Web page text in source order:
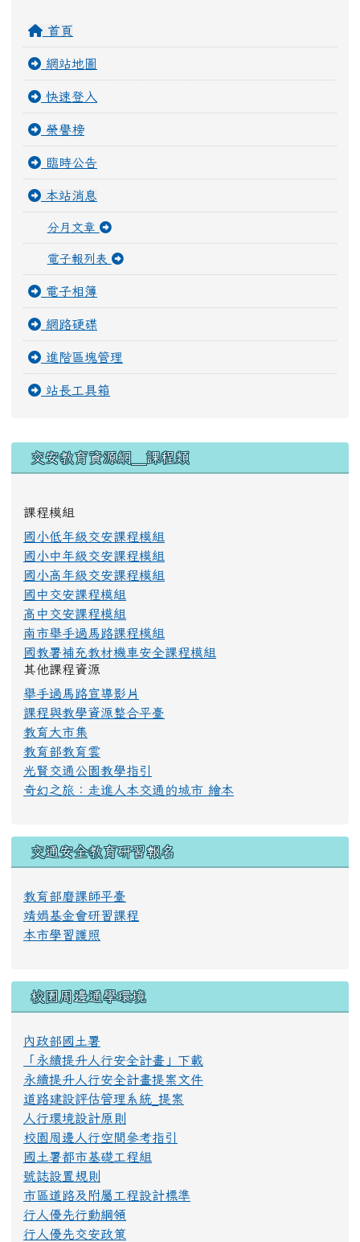
首頁
網站地圖
快速登入
榮譽榜
臨時公告
本站消息
分月文章
電子報列表
電子相簿
網路硬碟
進階區塊管理
站長工具箱
右邊區域內容
交安教育資源網＿課程類
課程模組
國小低年級交安課程模組
國小中年級交安課程模組
國小高年級交安課程模組
國中交安課程模組
高中交安課程模組
南市舉手過馬路課程模組
國教署補充教材機車安全課程模組
其他課程資源
舉手過馬路宣導影片
課程與教學資源整合平臺
教育大市集
教育部教育雲
光賢交通公園教學指引
奇幻之旅：走進人本交通的城市 繪本
交通安全教育研習報名
教育部磨課師平臺
靖娟基金會研習課程
本市學習護照
校園周邊通學環境
內政部國土署
「永續提升人行安全計畫」下載
永續提升人行安全計畫提案文件
道路建設評估管理系統_提案
人行環境設計原則
校園周邊人行空間參考指引
國土署都市基礎工程組
號誌設置規則
市區道路及附屬工程設計標準
行人優先行動綱領
行人優先交安政策